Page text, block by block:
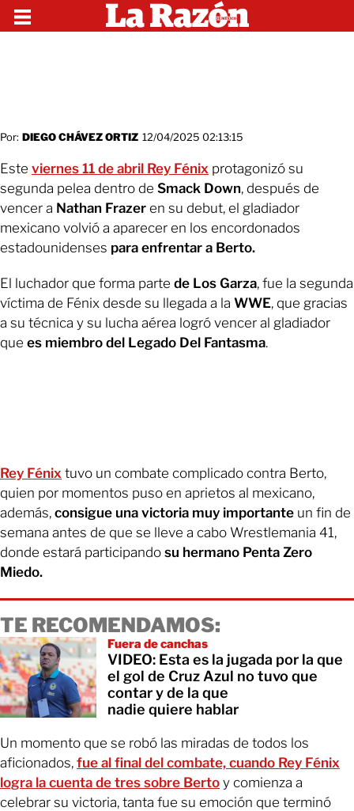
Por: DIEGO CHÁVEZ ORTIZ 12/04/2025 02:13:15
Este viernes 11 de abril Rey Fénix protagonizó su
segunda pelea dentro de Smack Down, después de
vencer a Nathan Frazer en su debut, el gladiador
mexicano volvió a aparecer en los encordonados
estadounidenses para enfrentar a Berto.
El luchador que forma parte de Los Garza, fue la segunda
víctima de Fénix desde su llegada a la WWE, que gracias
a su técnica y su lucha aérea logró vencer al gladiador
que es miembro del Legado Del Fantasma.
Rey Fénix tuvo un combate complicado contra Berto,
quien por momentos puso en aprietos al mexicano,
además, consigue una victoria muy importante un fin de
semana antes de que se lleve a cabo Wrestlemania 41,
donde estará participando su hermano Penta Zero
Miedo.
TE RECOMENDAMOS:
Fuera de canchas
VIDEO: Esta es la jugada por la que
el gol de Cruz Azul no tuvo que
contar y de la que
nadie quiere hablar
Un momento que se robó las miradas de todos los
aficionados, fue al final del combate, cuando Rey Fénix
logra la cuenta de tres sobre Berto y comienza a
celebrar su victoria, tanta fue su emoción que terminó